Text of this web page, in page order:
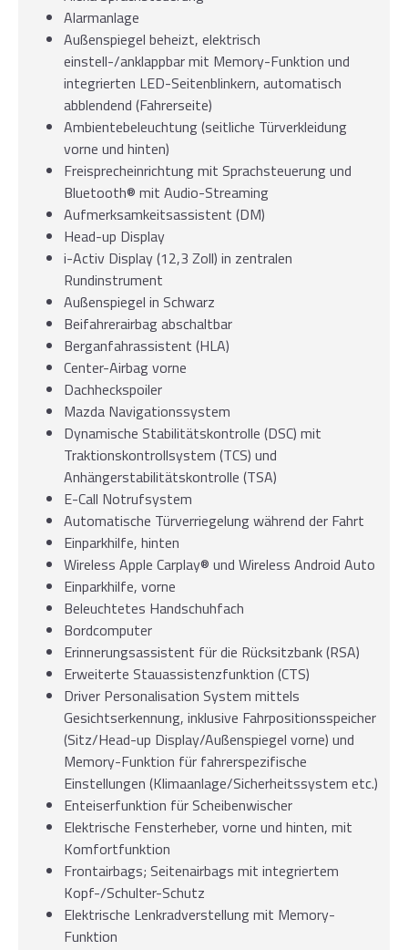
Alarmanlage
Außenspiegel beheizt, elektrisch
einstell-/anklappbar mit Memory-Funktion und
integrierten LED-Seitenblinkern, automatisch
abblendend (Fahrerseite)
Ambientebeleuchtung (seitliche Türverkleidung
vorne und hinten)
Freisprecheinrichtung mit Sprachsteuerung und
Bluetooth® mit Audio-Streaming
Aufmerksamkeitsassistent (DM)
Head-up Display
i-Activ Display (12,3 Zoll) in zentralen
Rundinstrument
Außenspiegel in Schwarz
Beifahrerairbag abschaltbar
Berganfahrassistent (HLA)
Center-Airbag vorne
Dachheckspoiler
Mazda Navigationssystem
Dynamische Stabilitätskontrolle (DSC) mit
Traktionskontrollsystem (TCS) und
Anhängerstabilitätskontrolle (TSA)
E-Call Notrufsystem
Automatische Türverriegelung während der Fahrt
Einparkhilfe, hinten
Wireless Apple Carplay® und Wireless Android Auto
Einparkhilfe, vorne
Beleuchtetes Handschuhfach
Bordcomputer
Erinnerungsassistent für die Rücksitzbank (RSA)
Erweiterte Stauassistenzfunktion (CTS)
Driver Personalisation System mittels
Gesichtserkennung, inklusive Fahrpositionsspeicher
(Sitz/Head-up Display/Außenspiegel vorne) und
Memory-Funktion für fahrerspezifische
Einstellungen (Klimaanlage/Sicherheitssystem etc.)
Enteiserfunktion für Scheibenwischer
Elektrische Fensterheber, vorne und hinten, mit
Komfortfunktion
Frontairbags; Seitenairbags mit integriertem
Kopf-/Schulter-Schutz
Elektrische Lenkradverstellung mit Memory-
Funktion